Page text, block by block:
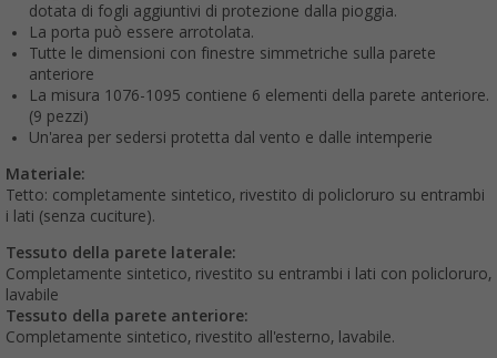
dotata di fogli aggiuntivi di protezione dalla pioggia.
La porta può essere arrotolata.
Tutte le dimensioni con finestre simmetriche sulla parete
anteriore
La misura 1076-1095 contiene 6 elementi della parete anteriore.
(9 pezzi)
Un'area per sedersi protetta dal vento e dalle intemperie
Materiale:
Tetto: completamente sintetico, rivestito di policloruro su entrambi
i lati (senza cuciture).
Tessuto della parete laterale:
Completamente sintetico, rivestito su entrambi i lati con policloruro,
lavabile
Tessuto della parete anteriore:
Completamente sintetico, rivestito all'esterno, lavabile.